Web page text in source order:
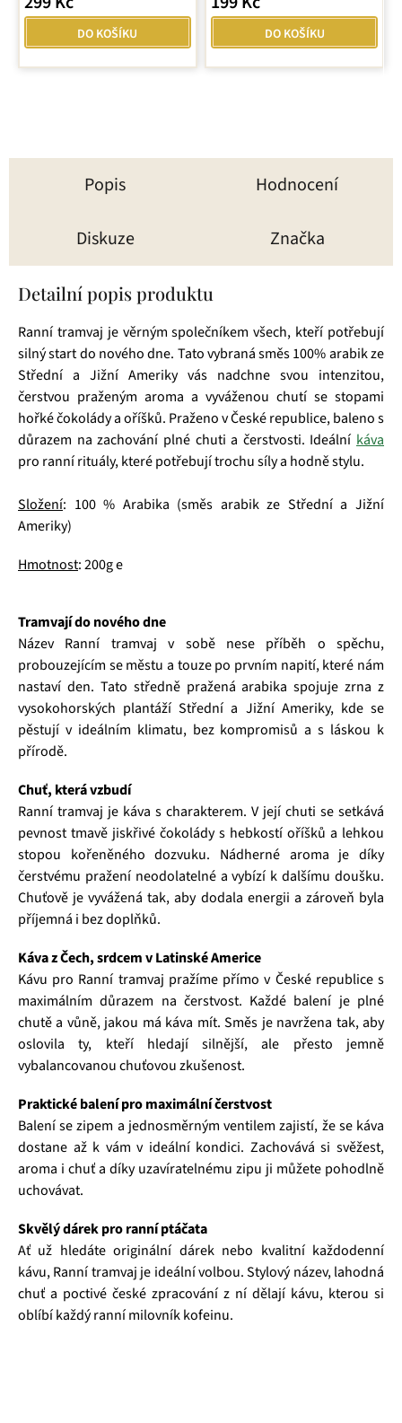
5,0
5
hvězdiček.
DO KOŠÍKU DO KOŠÍKU
Popis Hodnocení
Diskuze Značka
Detailní popis produktu
Ranní tramvaj je věrným společníkem všech, kteří potřebují
silný start do nového dne. Tato vybraná směs 100% arabik ze
Střední a Jižní Ameriky vás nadchne svou intenzitou,
čerstvou praženým aroma a vyváženou chutí se stopami
hořké čokolády a oříšků. Praženo v České republice, baleno s
důrazem na zachování plné chuti a čerstvosti. Ideální káva
pro ranní rituály, které potřebují trochu síly a hodně stylu.
Složení: 100 % Arabika (směs arabik ze Střední a Jižní
Ameriky)
Hmotnost: 200g e
Tramvají do nového dne
Název Ranní tramvaj v sobě nese příběh o spěchu,
probouzejícím se městu a touze po prvním napití, které nám
nastaví den. Tato středně pražená arabika spojuje zrna z
vysokohorských plantáží Střední a Jižní Ameriky, kde se
pěstují v ideálním klimatu, bez kompromisů a s láskou k
přírodě.
Chuť, která vzbudí
Ranní tramvaj je káva s charakterem. V její chuti se setkává
pevnost tmavě jiskřivé čokolády s hebkostí oříšků a lehkou
stopou kořeněného dozvuku. Nádherné aroma je díky
čerstvému pražení neodolatelné a vybízí k dalšímu doušku.
Chuťově je vyvážená tak, aby dodala energii a zároveň byla
příjemná i bez doplňků.
Káva z Čech, srdcem v Latinské Americe
Kávu pro Ranní tramvaj pražíme přímo v České republice s
maximálním důrazem na čerstvost. Každé balení je plné
chutě a vůně, jakou má káva mít. Směs je navržena tak, aby
oslovila ty, kteří hledají silnější, ale přesto jemně
vybalancovanou chuťovou zkušenost.
Praktické balení pro maximální čerstvost
Balení se zipem a jednosměrným ventilem zajistí, že se káva
dostane až k vám v ideální kondici. Zachovává si svěžest,
aroma i chuť a díky uzavíratelnému zipu ji můžete pohodlně
uchovávat.
Skvělý dárek pro ranní ptáčata
Ať už hledáte originální dárek nebo kvalitní každodenní
kávu, Ranní tramvaj je ideální volbou. Stylový název, lahodná
chuť a poctivé české zpracování z ní dělají kávu, kterou si
oblíbí každý ranní milovník kofeinu.